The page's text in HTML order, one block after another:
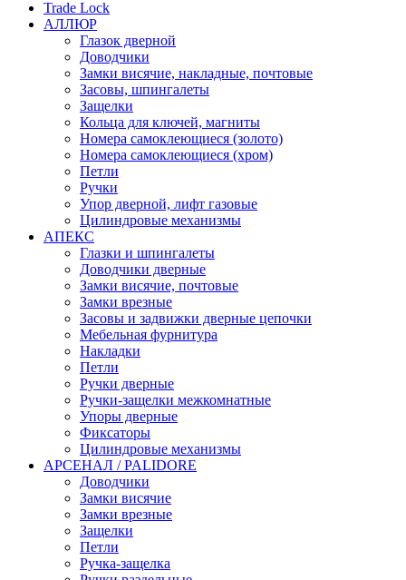
Trade Lock
АЛЛЮР
Глазок дверной
Доводчики
Замки висячие, накладные, почтовые
Засовы, шпингалеты
Защелки
Кольца для ключей, магниты
Номера самоклеющиеся (золото)
Номера самоклеющиеся (хром)
Петли
Ручки
Упор дверной, лифт газовые
Цилиндровые механизмы
АПЕКС
Глазки и шпингалеты
Доводчики дверные
Замки висячие, почтовые
Замки врезные
Засовы и задвижки дверные цепочки
Мебельная фурнитура
Накладки
Петли
Ручки дверные
Ручки-защелки межкомнатные
Упоры дверные
Фиксаторы
Цилиндровые механизмы
АРСЕНАЛ / PALIDORE
Доводчики
Замки висячие
Замки врезные
Защелки
Петли
Ручка-защелка